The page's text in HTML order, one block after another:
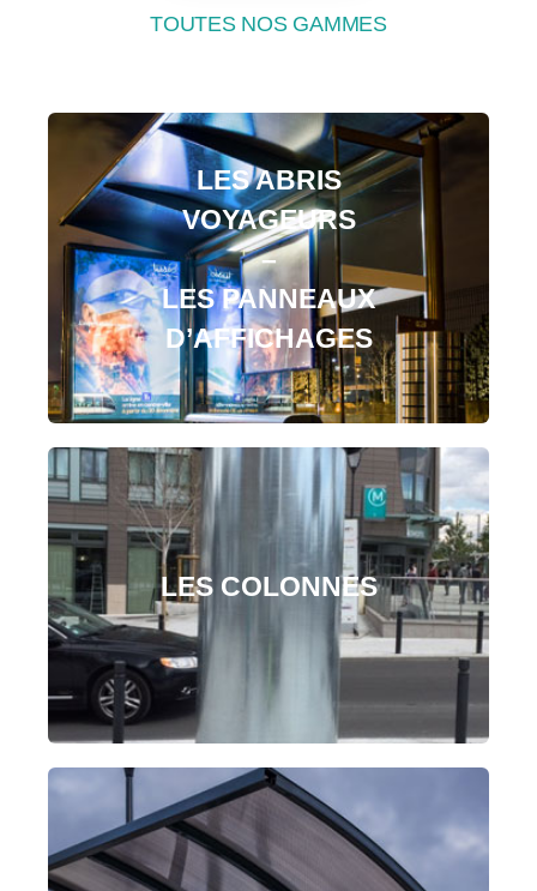
TOUTES NOS GAMMES
LES ABRIS
VOYAGEURS
–
LES PANNEAUX
D’AFFICHAGES
LES COLONNES